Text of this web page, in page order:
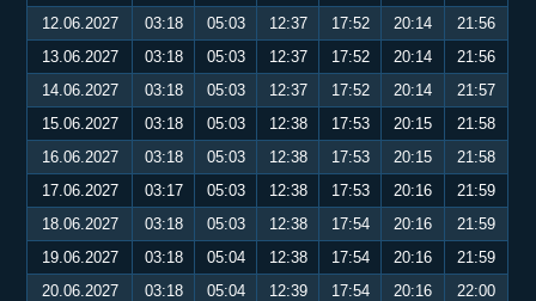
12.06.2027
03:18 05:03 12:37 17:52 20:14
21:56
13.06.2027
03:18 05:03 12:37 17:52 20:14
21:56
14.06.2027
03:18 05:03 12:37 17:52 20:14
21:57
15.06.2027
03:18 05:03 12:38 17:53 20:15
21:58
16.06.2027
03:18 05:03 12:38 17:53 20:15
21:58
17.06.2027
03:17 05:03 12:38 17:53 20:16
21:59
18.06.2027
03:18 05:03 12:38 17:54 20:16
21:59
19.06.2027
03:18 05:04 12:38 17:54 20:16
21:59
20.06.2027
03:18 05:04 12:39 17:54 20:16
22:00